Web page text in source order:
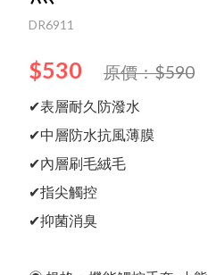
所有產品
關於我們
Ｑ＆Ａ
影音專區
合作提案
English
日文
한국어
DR6911
$530 原價：$590
✔表層耐久防潑水
✔中層防水抗風薄膜
✔內層刷毛絨毛
✔指尖觸控
✔抑菌消臭